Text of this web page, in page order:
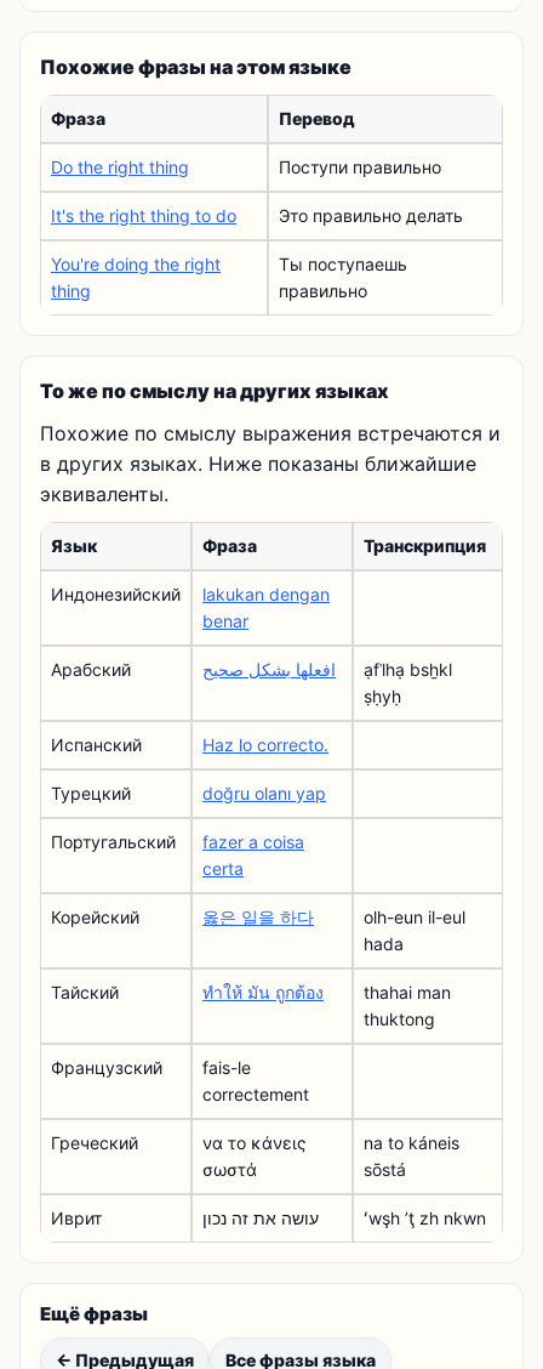
Похожие фразы на этом языке
Фраза Перевод
Do the right thing Поступи правильно
It's the right thing to do Это правильно делать
You're doing the right
thing
Ты поступаешь
правильно
То же по смыслу на других языках
Похожие по смыслу выражения встречаются и
в других языках. Ниже показаны ближайшие
эквиваленты.
Язык Фраза Транскрипция
Индонезийский
lakukan dengan
benar
Арабский افعلها بشكل صحيح
ạfʿlhạ bsẖkl
ṣḥyḥ
Испанский Haz lo correcto.
Турецкий doğru olanı yap
Португальский
fazer a coisa
certa
Корейский 옳은 일을 하다
olh-eun il-eul
hada
Тайский ทําให้ มัน ถูกต้อง
thahai man
thuktong
Французский
fais-le
correctement
Греческий
να το κάνεις
σωστά
na to káneis
sōstá
Иврит עושה את זה נכון ʻwşh ʼţ zh nkwn
Ещё фразы
← Предыдущая Все фразы языка